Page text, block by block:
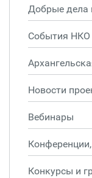
Добрые дела
События НКО
Новости
Вебинары
Конкурсы и